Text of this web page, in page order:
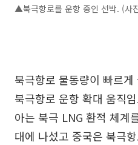
▲북극항로를 운항 중인 선박. (사
북극항로 물동량이 빠르
북극항로 운항 확대 움직
아는 북극 LNG 환적 체계
대에 나섰고 중국은 북극